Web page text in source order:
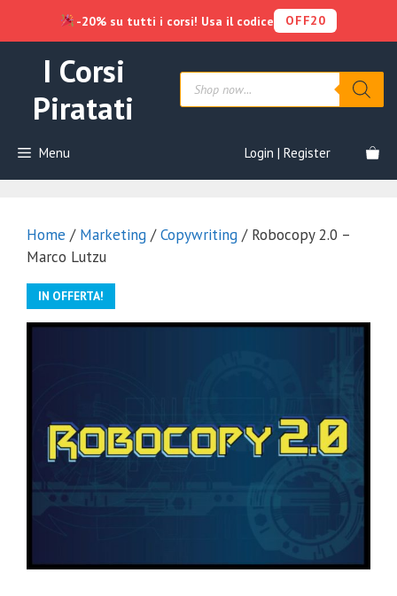
contenuto
I Corsi
Piratati
Products
search
Menu Login | Register
Home / Marketing /Copywriting / Robocopy 2.0 –
Marco Lutzu
IN OFFERTA!
-20% su tutti i corsi! Usa il codice OFF20